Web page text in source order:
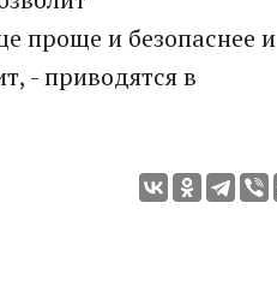
проще и безопаснее и
- приводятся в